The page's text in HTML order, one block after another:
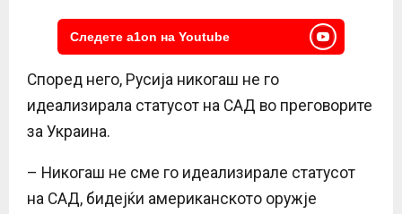
Следете a1on на Youtube
Според него, Русија никогаш не го
идеализирала статусот на САД во преговорите
за Украина.
– Никогаш не сме го идеализирале статусот
на САД, бидејќи американското оружје